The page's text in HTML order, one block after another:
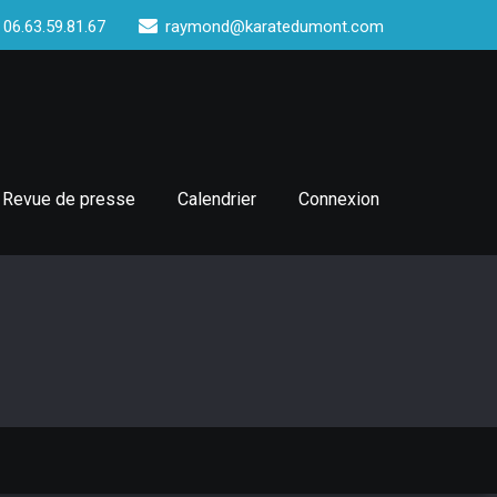
raymond@karatedumont.com
Revue de presse Calendrier Connexion